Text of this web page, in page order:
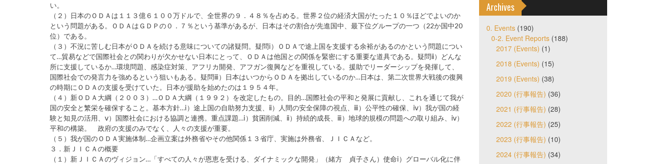
い。
（２）日本のＯＤＡは１１３億６１００万ドルで、全世界の９．４８％を占める。世界２位の経済大国がたった１０％ほどでよいのか
という問題がある。ＯＤＡはＧＤＰの０．７％という基準があるが、日本はその割合が先進国中、最下位グループの一つ（22か国中20
位）である。
（３）不況に苦しむ日本がＯＤＡを続ける意味についての諸疑問。疑問ⅰ）ＯＤＡで途上国を支援する余裕があるのかという問題につい
て…貿易などで国際社会との関わりが欠かせない日本にとって、ＯＤＡは他国との関係を緊密にする重要な道具である。疑問ⅱ）どんな
所に支援しているか…環境問題、感染症対策、アフリカ開発、アフガン復興などを重視している。援助でリーダーシップを発揮して、
国際社会での発言力を強めるという狙いもある。疑問ⅲ）日本はいつからＯＤＡを拠出しているのか…日本は、第二次世界大戦後の復興
の時期にＯＤＡの支援を受けていた。日本が援助を始めたのは１９５４年。
（４）新ＯＤＡ大綱（２００３）…ＯＤＡ大綱（１９９２）を改定したもの。目的…国際社会の平和と発展に貢献し、これを通じて我が
国の安全と繁栄を確保すること。基本方針…ⅰ）途上国の自助努力支援、ⅱ）人間の安全保障の視点、ⅲ）公平性の確保、ⅳ）我が国の経
験と知見の活用、ⅴ）国際社会における協調と連携。重点課題…ⅰ）貧困削減、ⅱ）持続的成長、ⅲ）地球的規模の問題への取り組み、ⅳ）
平和の構築。 政府の支援のみでなく、人々の支援が重要。
（５）我が国のＯＤＡ実施体制…企画立案は外務省やその他関係１３省庁、実施は外務省、ＪＩＣＡなど。
３．新ＪＩＣＡの概要
（１）新ＪＩＣＡのヴィジョン…「すべての人々が恩恵を受ける、ダイナミックな開発」（緒方 貞子さん）使命ⅰ）グローバル化に伴
Archives
0. Events(190)
0-2. Event Reports(188)
2017 (Events) (1)
2018 (Events) (15)
2019 (Events) (38)
2020 (行事報告) (36)
2021 (行事報告) (28)
2022 (行事報告) (25)
2023 (行事報告) (10)
2024 (行事報告) (34)